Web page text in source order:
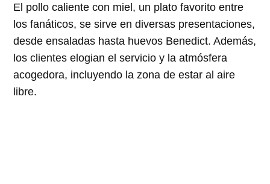
El pollo caliente con miel, un plato favorito entre
los fanáticos, se sirve en diversas presentaciones,
desde ensaladas hasta huevos Benedict. Además,
los clientes elogian el servicio y la atmósfera
acogedora, incluyendo la zona de estar al aire
libre.